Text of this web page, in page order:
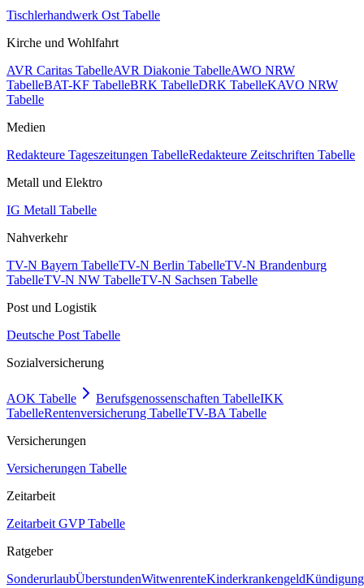
Tischlerhandwerk Ost Tabelle
Kirche und Wohlfahrt
AVR Caritas TabelleAVR Diakonie TabelleAWO NRW
TabelleBAT-KF TabelleBRK TabelleDRK TabelleKAVO NRW
Tabelle
Medien
Redakteure Tageszeitungen TabelleRedakteure Zeitschriften Tabelle
Metall und Elektro
IG Metall Tabelle
Nahverkehr
TV-N Bayern TabelleTV-N Berlin TabelleTV-N Brandenburg
TabelleTV-N NW TabelleTV-N Sachsen Tabelle
Post und Logistik
Deutsche Post Tabelle
Sozialversicherung
AOK Tabelle Berufsgenossenschaften TabelleIKK
TabelleRentenversicherung TabelleTV-BA Tabelle
Versicherungen
Versicherungen Tabelle
Zeitarbeit
Zeitarbeit GVP Tabelle
Ratgeber
SonderurlaubÜberstundenWitwenrenteKinderkrankengeld